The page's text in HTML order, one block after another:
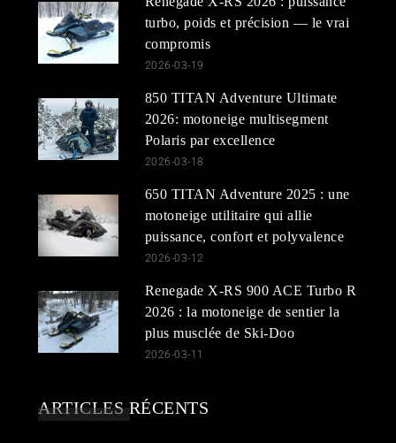
turbo, poids et précision — le vrai
compromis
2026-03-19
850 TITAN Adventure Ultimate
2026: motoneige multisegment
Polaris par excellence
2026-03-18
650 TITAN Adventure 2025 : une
motoneige utilitaire qui allie
puissance, confort et polyvalence
2026-03-12
Renegade X-RS 900 ACE Turbo R
2026 : la motoneige de sentier la
plus musclée de Ski-Doo
2026-03-11
ARTICLES RÉCENTS